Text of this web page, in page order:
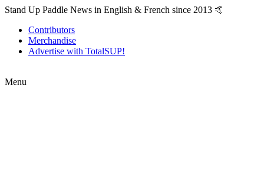
Stand Up Paddle News in English & French since 2013 🤙
Contributors
Merchandise
Advertise with TotalSUP!
Menu